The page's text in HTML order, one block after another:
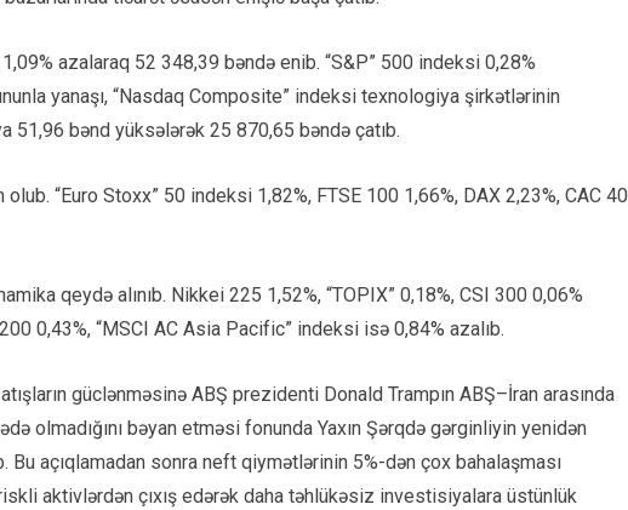
azalaraq 52 348,39 bəndə enib. “S&P” 500 indeksi 0,28%
yanaşı, “Nasdaq Composite” indeksi texnologiya şirkətlərinin
51,96 bənd yüksələrək 25 870,65 bəndə çatıb.
“Euro Stoxx” 50 indeksi 1,82%, FTSE 100 1,66%, DAX 2,23%, CAC 40
qeydə alınıb. Nikkei 225 1,52%, “TOPIX” 0,18%, CSI 300 0,06%
0,43%, “MSCI AC Asia Pacific” indeksi isə 0,84% azalıb.
güclənməsinə ABŞ prezidenti Donald Trampın ABŞ–İran arasında
olmadığını bəyan etməsi fonunda Yaxın Şərqdə gərginliyin yenidən
Bu açıqlamadan sonra neft qiymətlərinin 5%-dən çox bahalaşması
aktivlərdən çıxış edərək daha təhlükəsiz investisiyalara üstünlük